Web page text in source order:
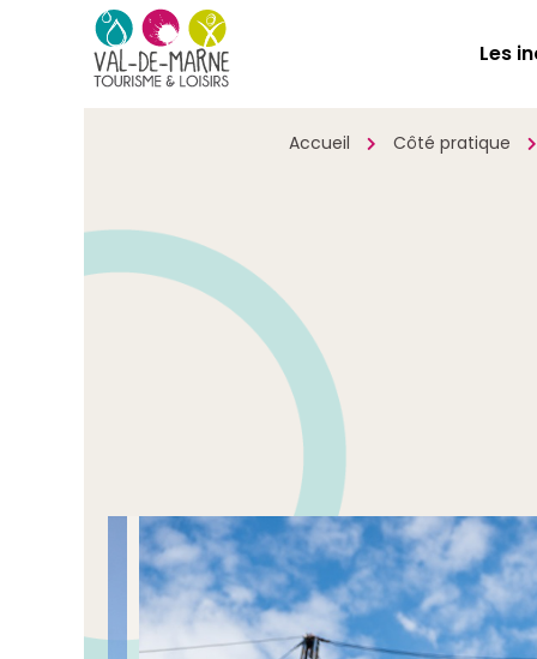
Les
Accueil Côté pratique